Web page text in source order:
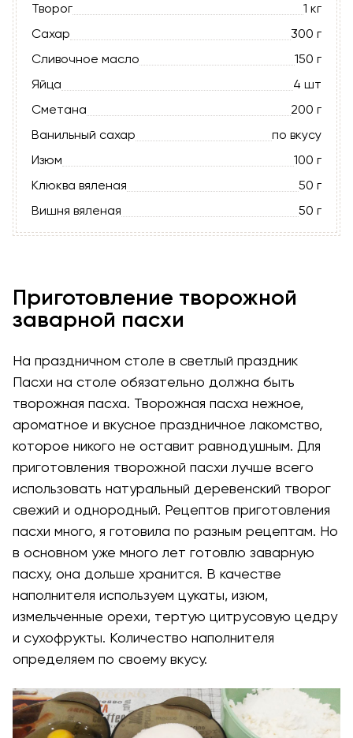
Творог
1 кг
Сахар
300 г
Сливочное масло
150 г
Яйца
4 шт
Сметана
200 г
Ванильный сахар
по вкусу
Изюм
100 г
Клюква вяленая
50 г
Вишня вяленая
50 г
Приготовление творожной
заварной пасхи
На праздничном столе в светлый праздник
Пасхи на столе обязательно должна быть
творожная пасха. Творожная пасха нежное,
ароматное и вкусное праздничное лакомство,
которое никого не оставит равнодушным. Для
приготовления творожной пасхи лучше всего
использовать натуральный деревенский творог
свежий и однородный. Рецептов приготовления
пасхи много, я готовила по разным рецептам. Но
в основном уже много лет готовлю заварную
пасху, она дольше хранится. В качестве
наполнителя используем цукаты, изюм,
измельченные орехи, тертую цитрусовую цедру
и сухофрукты. Количество наполнителя
определяем по своему вкусу.